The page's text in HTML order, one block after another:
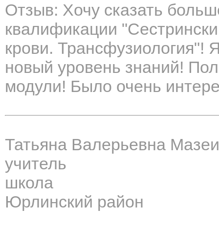
Отзыв: Хочу сказать
квалификации
крови. Трансфузиология"!
новый уровень знаний!
модули! Было очень
Татьяна Валерьевна
учитель
школа
Юрлинский район